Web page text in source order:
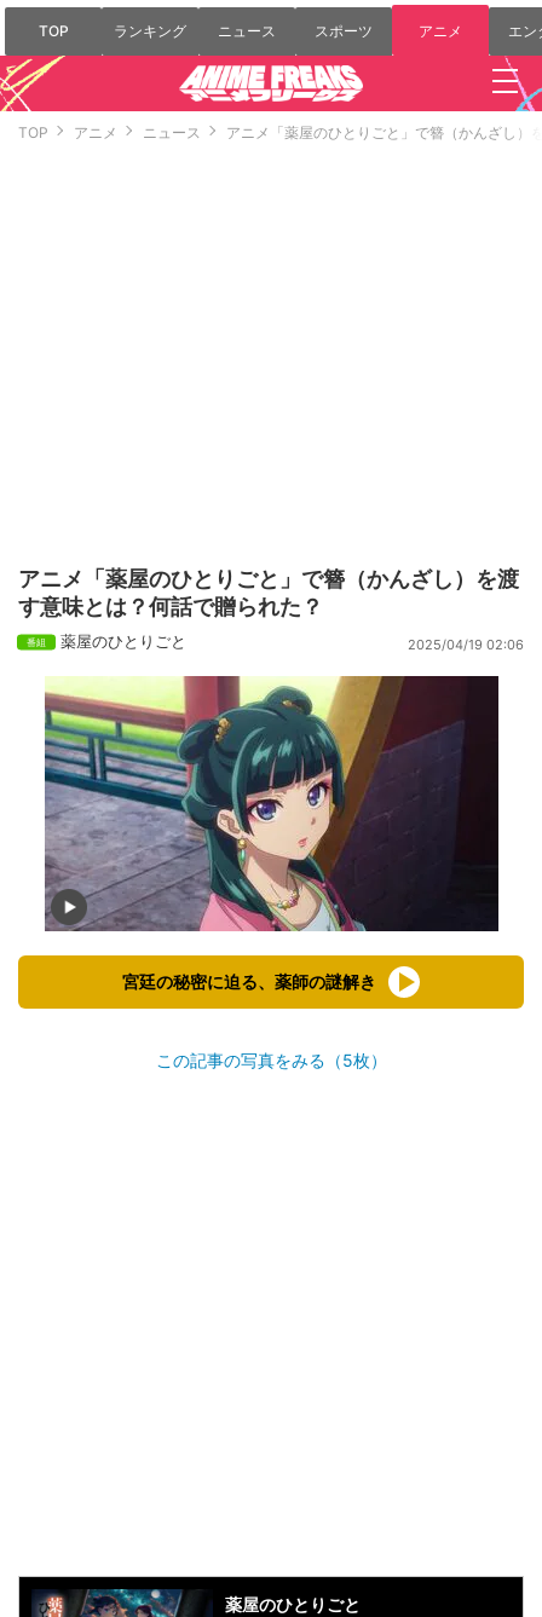
TOP ランキング ニュース スポーツ アニメ エン
TOP アニメ ニュース アニメ「薬屋のひとりごと」で簪（かんざし）
アニメ「薬屋のひとりごと」で簪（かんざし）を渡
す意味とは？何話で贈られた？
薬屋のひとりごと 2025/04/19 02:06
宮廷の秘密に迫る、薬師の謎解き
この記事の写真をみる（5枚）
薬屋のひとりごと